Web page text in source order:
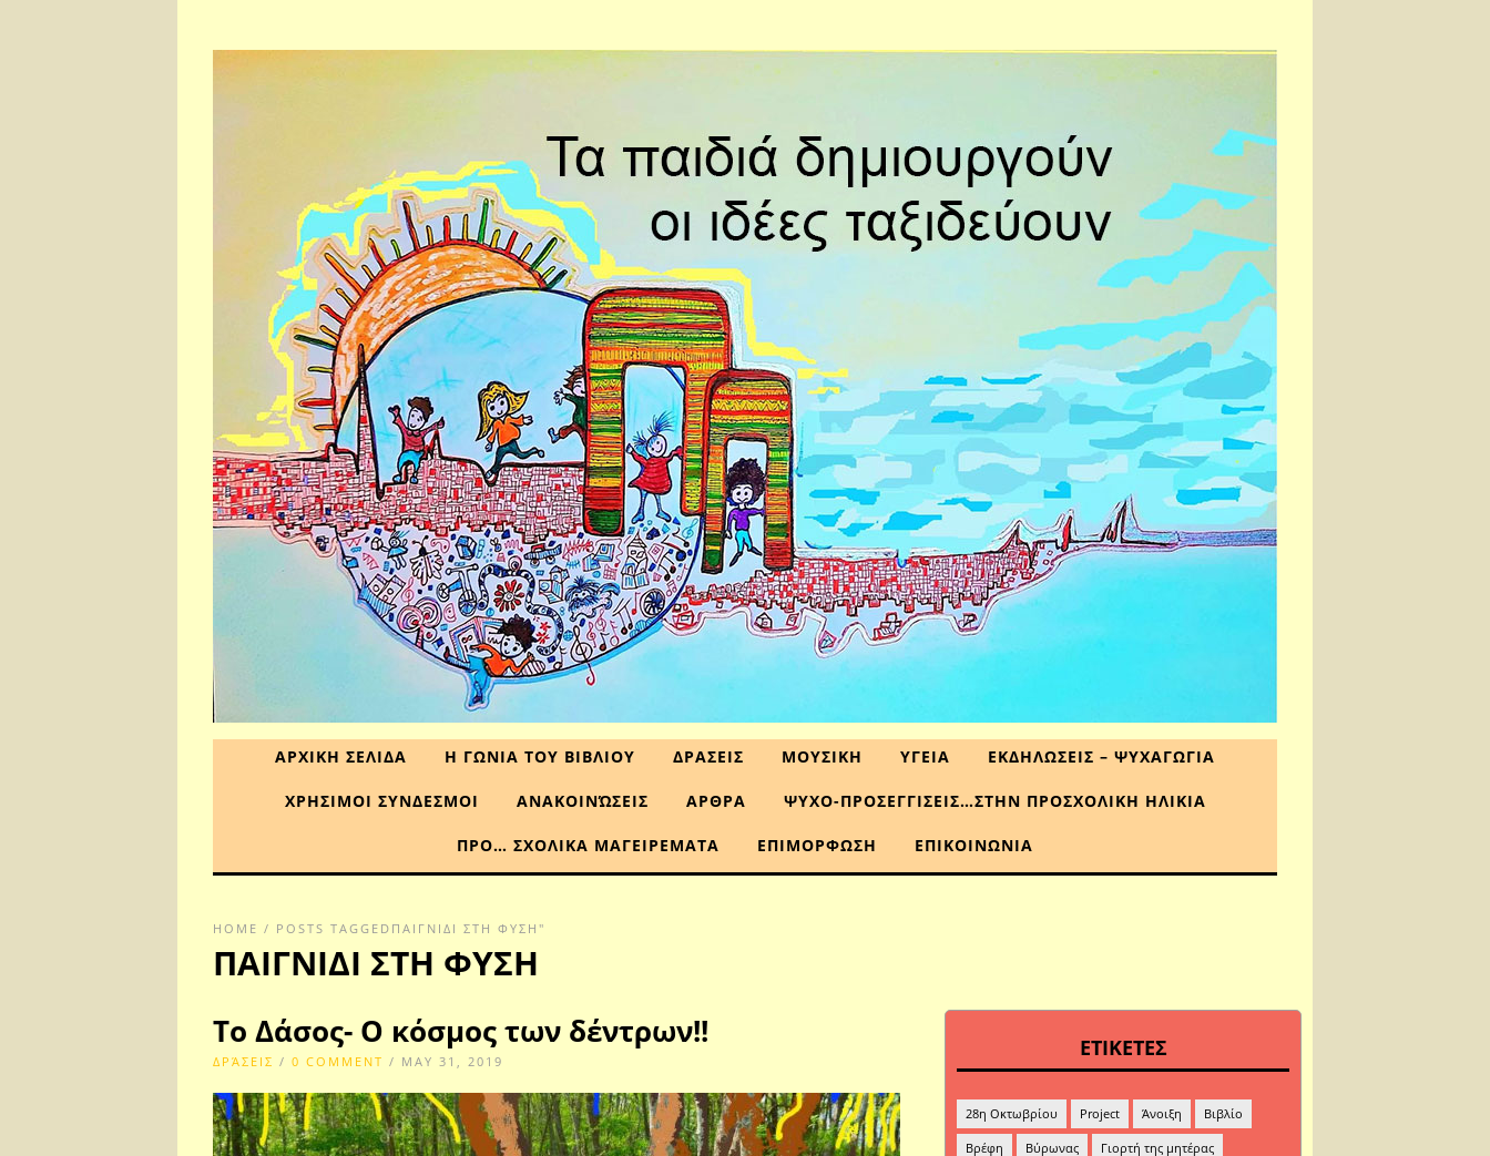
ΑΡΧΙΚΗ ΣΕΛΙΔΑ Η ΓΩΝΙΑ ΤΟΥ ΒΙΒΛΙΟΥ ΔΡΑΣΕΙΣ ΜΟΥΣΙΚΗ ΥΓΕΙΑ ΕΚΔΗΛΩΣΕΙΣ – ΨΥΧΑΓΩΓΙΑ
ΧΡΗΣΙΜΟΙ ΣΥΝΔΕΣΜΟΙ ΑΝΑΚΟΙΝΏΣΕΙΣ ΑΡΘΡΑ ΨΥΧΟ-ΠΡΟΣΕΓΓΙΣΕΙΣ…ΣΤΗΝ ΠΡΟΣΧΟΛΙΚΗ ΗΛΙΚΙΑ
ΠΡΟ… ΣΧΟΛΙΚΑ ΜΑΓΕΙΡΕΜΑΤΑ ΕΠΙΜΟΡΦΩΣΗ ΕΠΙΚΟΙΝΩΝΙΑ
HOME / POSTS TAGGEDΠΑΙΓΝΙΔΙ ΣΤΗ ΦΥΣΗ"
ΠΑΙΓΝΙΔΙ ΣΤΗ ΦΥΣΗ
Το Δάσος- Ο κόσμος των δέντρων!!
ΔΡΆΣΕΙΣ / 0 COMMENT / MAY 31, 2019
ΕΤΙΚΕΤΕΣ
28η Οκτωβρίου Project Άνοιξη Βιβλίο
Βρέφη Βύρωνας Γιορτή της μητέρας